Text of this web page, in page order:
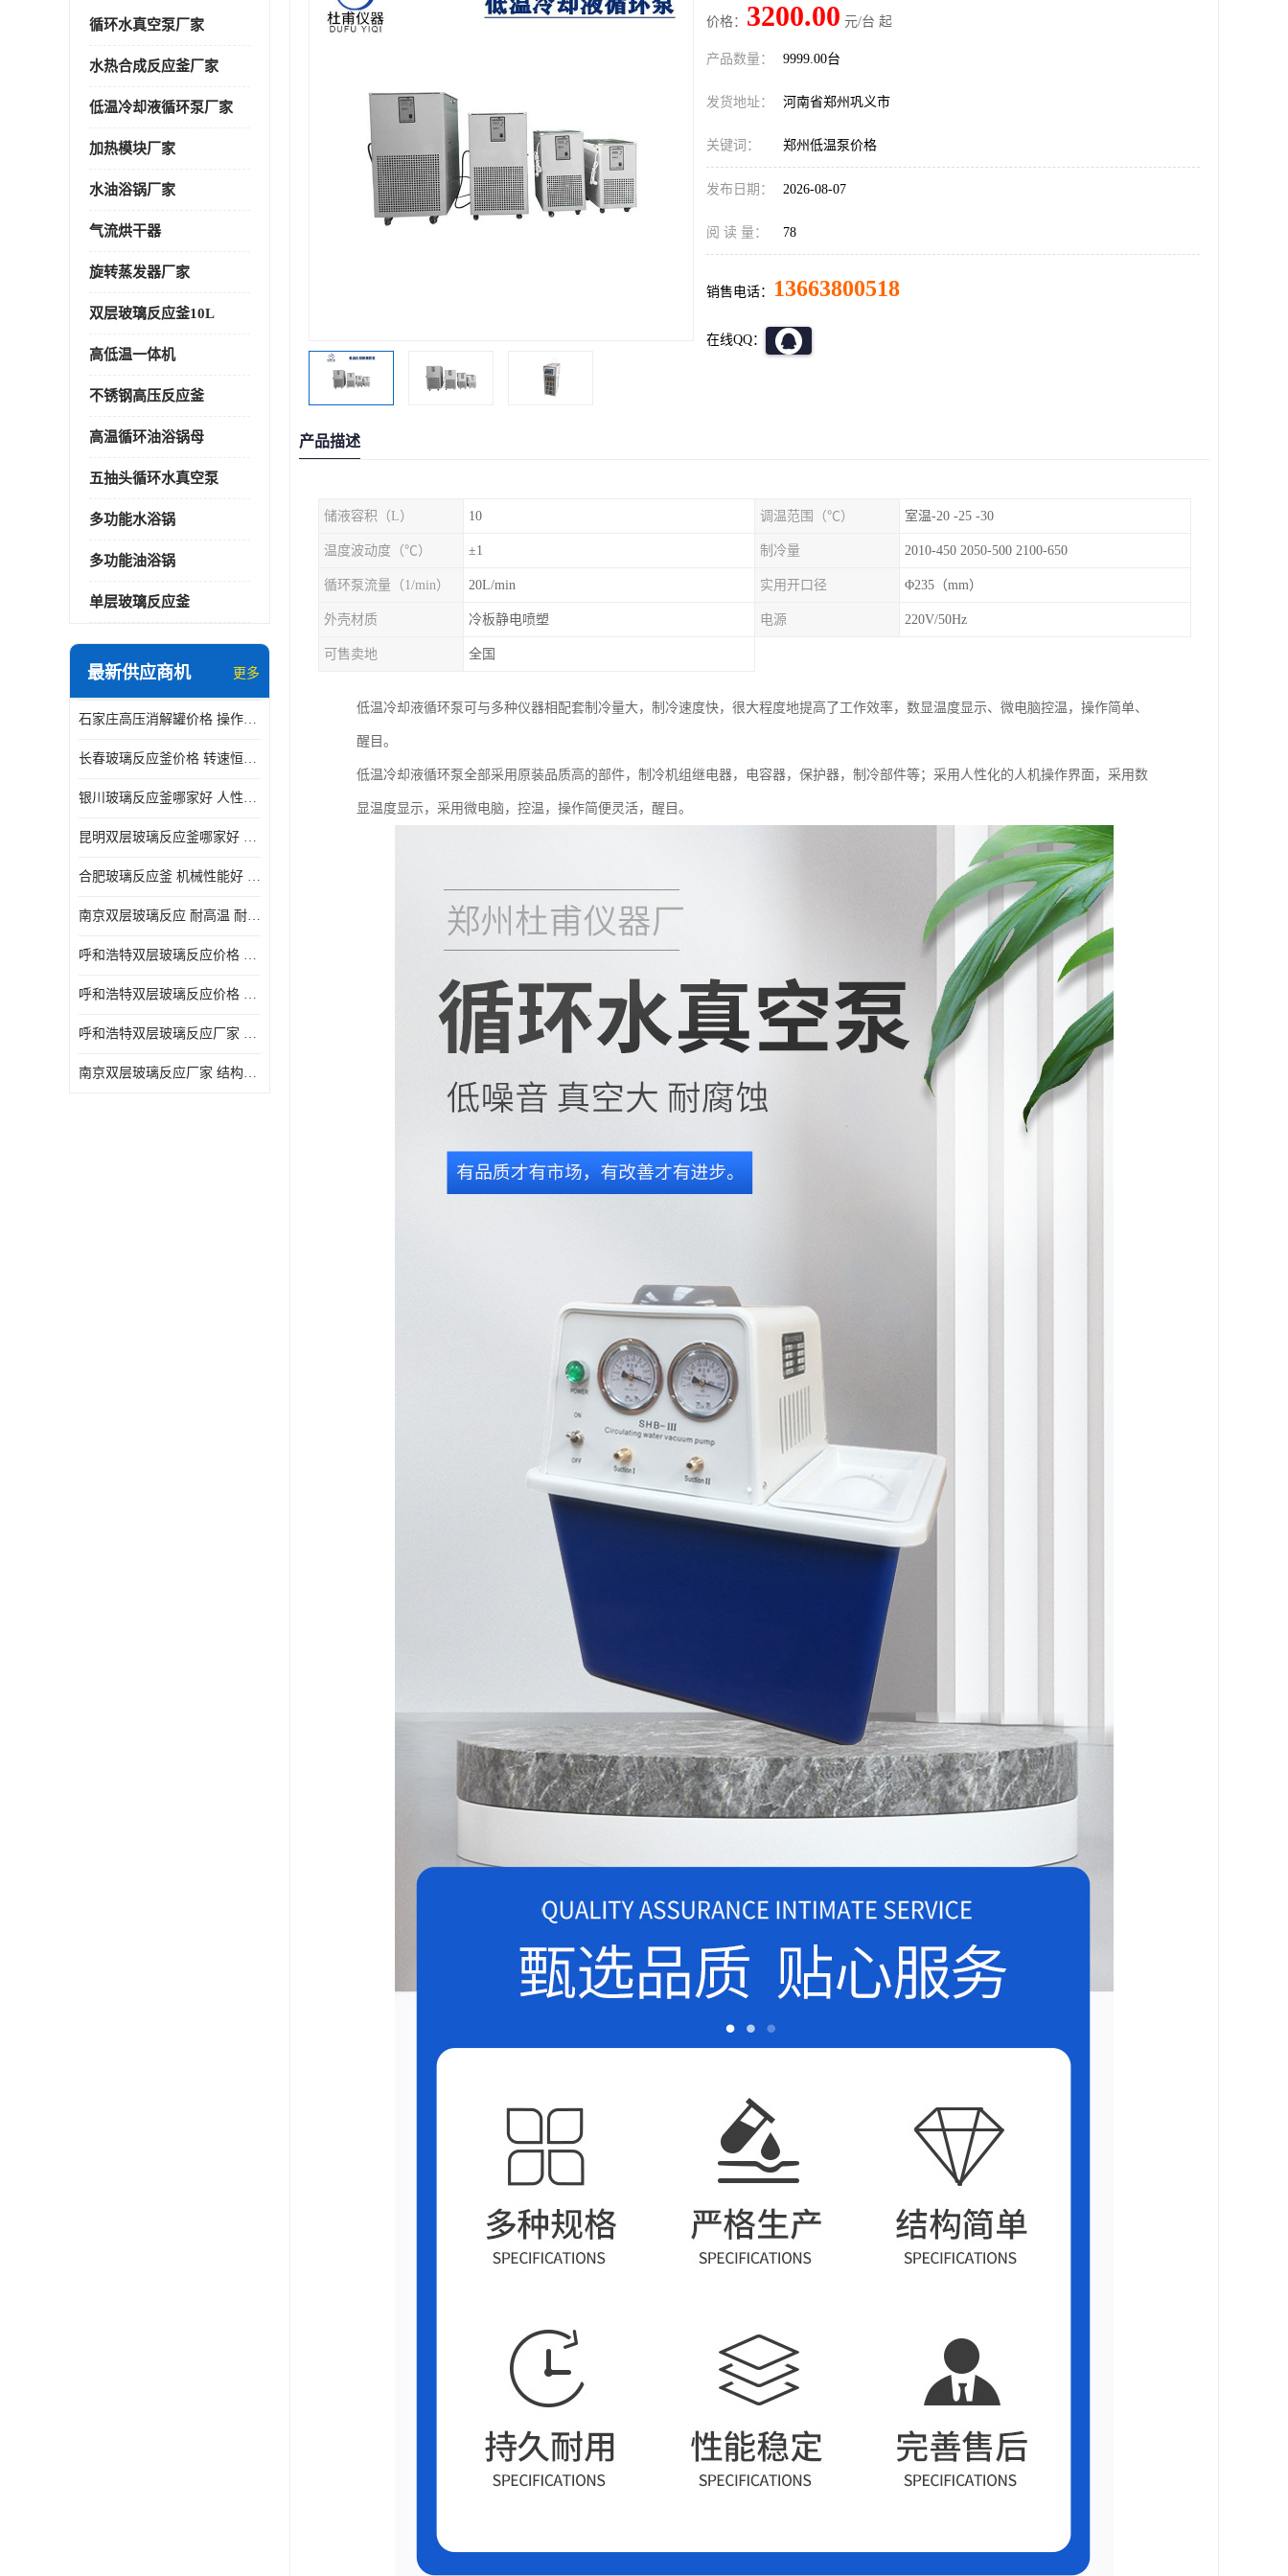
循环水真空泵厂家
水热合成反应釜厂家
低温冷却液循环泵厂家
加热模块厂家
水油浴锅厂家
气流烘干器
旋转蒸发器厂家
双层玻璃反应釜10L
高低温一体机
不锈钢高压反应釜
高温循环油浴锅母
五抽头循环水真空泵
多功能水浴锅
多功能油浴锅
单层玻璃反应釜
最新供应商机 更多
石家庄高压消解罐价格 操作简单 使用安全
长春玻璃反应釜价格 转速恒定 机械性能好
银川玻璃反应釜哪家好 人性化设计 可连续工作
昆明双层玻璃反应釜哪家好 人性化设计 可连续工作 机械性能好
合肥玻璃反应釜 机械性能好 可连续工作
南京双层玻璃反应 耐高温 耐腐蚀 空载不宜高速运转
呼和浩特双层玻璃反应价格 安全稳定 机械性能好
呼和浩特双层玻璃反应价格 结构紧凑 可做加热反应
呼和浩特双层玻璃反应厂家 转速恒定 空载不宜高速运转
南京双层玻璃反应厂家 结构紧凑 可连续工作 可做加热反应
价格： 3200.00 元/台 起
产品数量： 9999.00台
发货地址： 河南省郑州巩义市
关键词： 郑州低温泵价格
发布日期： 2026-08-07
阅 读 量： 78
销售电话： 13663800518
在线QQ：
产品描述
储液容积（L） 10 调温范围（℃） 室温-20 -25 -30
温度波动度（℃） ±1 制冷量 2010-450 2050-500 2100-650
循环泵流量（1/min） 20L/min 实用开口径 Φ235（mm）
外壳材质 冷板静电喷塑 电源 220V/50Hz
可售卖地 全国
低温冷却液循环泵可与多种仪器相配套制冷量大，制冷速度快，很大程度地提高了工作效率，数显温度显示、微电脑控温，操作简单、
醒目。
低温冷却液循环泵全部采用原装品质高的部件，制冷机组继电器，电容器，保护器，制冷部件等；采用人性化的人机操作界面，采用数
显温度显示，采用微电脑，控温，操作简便灵活，醒目。